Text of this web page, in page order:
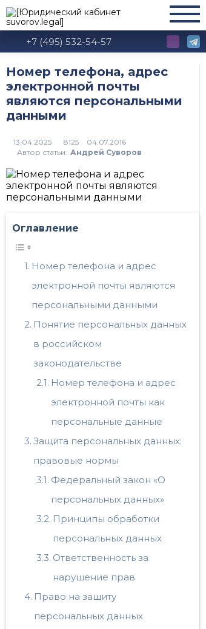
+7 (495) 532-54-57
Номер телефона, адрес
электронной почты
являются персональными
данными
8125
Автор статьи: Андрей Суворов
Оглавление
Номер телефона и адрес
электронной почты являются
персональными данными
Понятие персональных данных
в российском
законодательстве
Номер телефона и адрес
электронной почты как
персональные данные
Защита персональных данных:
правовые нормы
Федеральный закон «О
персональных данных»
Принципы обработки
персональных данных
Ответственность за
нарушение прав
Право на защиту
персональных данных